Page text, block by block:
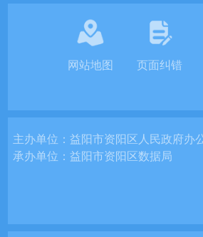
网站地图 页面纠错
主办单位：益阳市资阳区人民政府办
承办单位：益阳市资阳区数据局